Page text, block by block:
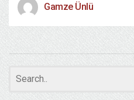
Gamze Ünlü